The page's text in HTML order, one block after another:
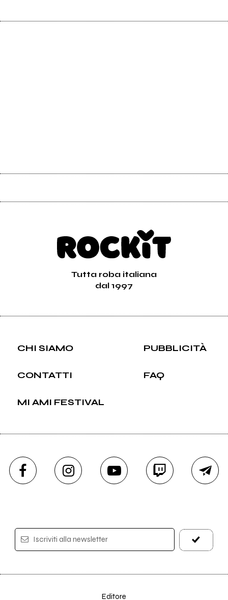
Tutta roba italiana
dal 1997
CHI SIAMO PUBBLICITÀ
CONTATTI FAQ
MI AMI FESTIVAL
Iscriviti alla newsletter
Editore